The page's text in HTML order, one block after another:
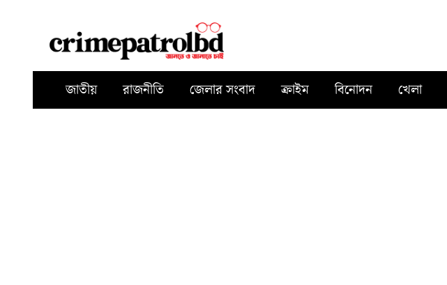
জাতীয় রাজনীতি জেলার সংবাদ ক্রাইম বিনোদন খেলা